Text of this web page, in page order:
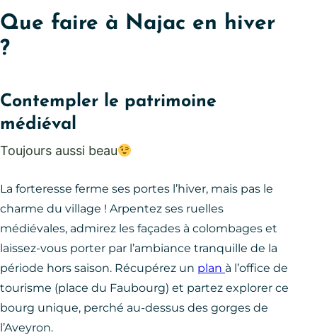
Que faire à Najac en hiver
?
Toujours aussi beau
Contempler le patrimoine
médiéval
La forteresse ferme ses portes l’hiver, mais pas le
charme du village ! Arpentez ses ruelles
médiévales, admirez les façades à colombages et
laissez-vous porter par l’ambiance tranquille de la
période hors saison. Récupérez un plan à l’office de
tourisme (place du Faubourg) et partez explorer ce
bourg unique, perché au-dessus des gorges de
l’Aveyron.